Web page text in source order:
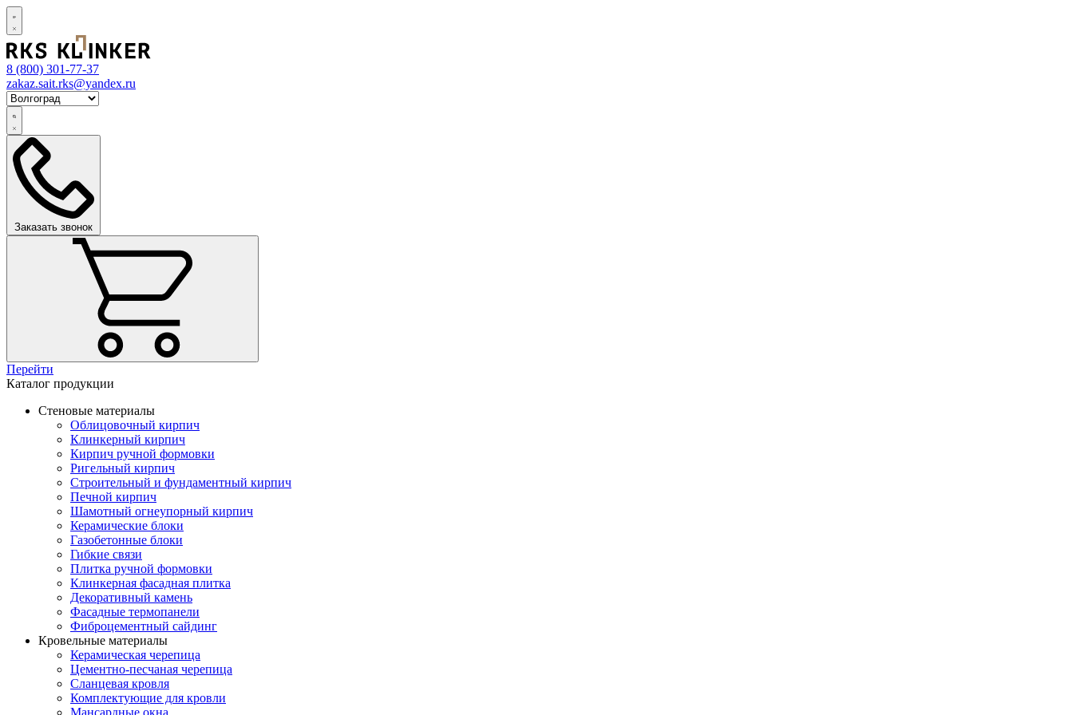
8 (800) 301-77-37
zakaz.sait.rks@yandex.ru
Заказать звонок
Перейти
Каталог продукции
Стеновые материалы
Облицовочный кирпич
Клинкерный кирпич
Кирпич ручной формовки
Ригельный кирпич
Строительный и фундаментный кирпич
Печной кирпич
Шамотный огнеупорный кирпич
Керамические блоки
Газобетонные блоки
Гибкие связи
Плитка ручной формовки
Клинкерная фасадная плитка
Декоративный камень
Фасадные термопанели
Фиброцементный сайдинг
Кровельные материалы
Керамическая черепица
Цементно-песчаная черепица
Сланцевая кровля
Комплектующие для кровли
Мансардные окна